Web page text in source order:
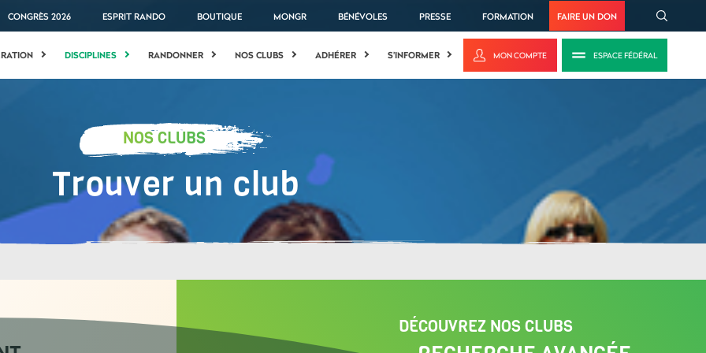
CONGRÈS 2026 ESPRIT RANDO BOUTIQUE MONGR BÉNÉVOLES PRESSE FORMATION FAIRE UN DON
DISCIPLINES RANDONNER NOS CLUBS ADHÉRER S'INFORMER MON COMPTE ESPACE FÉDÉRAL
NOS CLUBS
Trouver un club
DÉCOUVREZ NOS CLUBS